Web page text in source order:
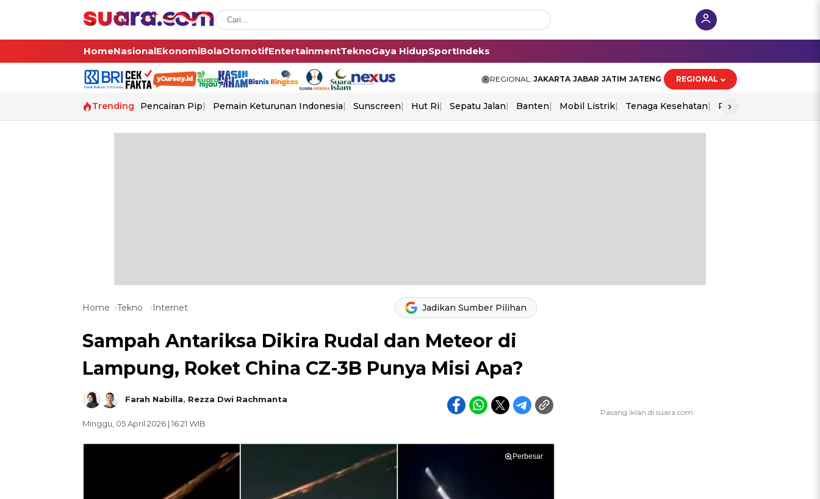
HomeNasionalEkonomiBolaOtomotifEntertainmentTeknoGaya HidupSportIndeks
REGIONAL: JAKARTA JABAR JATIM JATENG REGIONAL
Trending Pencairan Pip Pemain Keturunan Indonesia Sunscreen Hut Ri Sepatu Jalan Banten Mobil Listrik Tenaga Kesehatan Piala Aff 2026
›
Home Tekno Internet Jadikan Sumber Pilihan
Sampah Antariksa Dikira Rudal dan Meteor di
Lampung, Roket China CZ-3B Punya Misi Apa?
Farah Nabilla, Rezza Dwi Rachmanta
Minggu, 05 April 2026 | 16:21 WIB
Perbesar